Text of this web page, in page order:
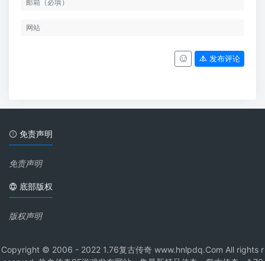
发布评论
免责声明
免责声明
底部版权
版权声明
Copyright © 2006 - 2022 1.76复古传奇 www.hnlpdq.Com All rights r